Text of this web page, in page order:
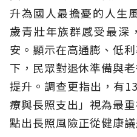
升為國人最擔憂的人生
歲青壯年族群感受最深
安。顯示在高通膨、低
下，民眾對退休準備與
提升。調查更指出，有
療與長照支出」視為最
點出長照風險正從健康